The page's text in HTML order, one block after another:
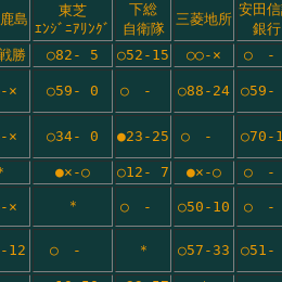
島
東芝
ｴﾝｼﾞﾆｱﾘﾝｸﾞ
下総
自衛隊
三菱地所
安田
銀行
勝 ○82- 5 ○52-15 ○○-×
○　-
× ○59- 0 ○　- ○88-24 ○59-
× ○34- 0 ●23-25 ○　- ○70-
●×-○ ○12- 7 ●×-○
○　-
× ＊ ○　- ○50-10 ○　-
12 ○　- ＊ ○57-33 ○51-